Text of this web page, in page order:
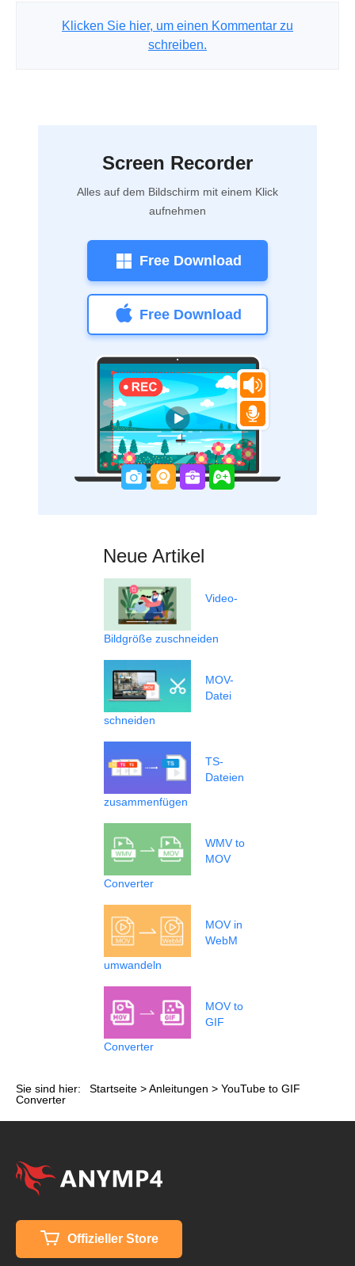
Klicken Sie hier, um einen Kommentar zu
schreiben.
Screen Recorder
Alles auf dem Bildschirm mit einem Klick
aufnehmen
Free Download
Free Download
Neue Artikel
Video-
Bildgröße zuschneiden
MOV-
Datei
schneiden
TS-
Dateien
zusammenfügen
WMV to
MOV
Converter
MOV in
WebM
umwandeln
MOV to
GIF
Converter
Sie sind hier: Startseite >Anleitungen > YouTube to GIF
Converter
Offizieller Store